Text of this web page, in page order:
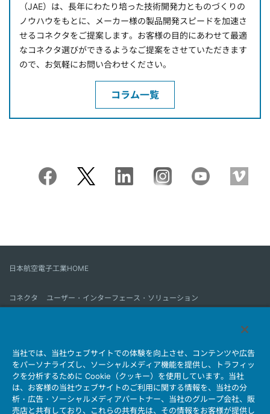
（JAE）は、長年にわたり培った技術開発力とものづくりの
ノウハウをもとに、メーカー様の製品開発スピードを加速さ
せるコネクタをご提案します。お客様の目的にあわせて最適
なコネクタ選びができるようなご提案をさせていただきます
ので、お気軽にお問い合わせください。
コラム一覧
日本航空電子工業HOME
コネクタ
ユーザー・インターフェース・ソリューション
会社情報 サステナビリティ IR情報 採用情報
会社情報新着一覧
製品情報新着一覧
サイトマップ お問い合わせ
当社では、当社ウェブサイトでの体験を向上させ、コンテンツや広告
をパーソナライズし、ソーシャルメディア機能を提供し、トラフィッ
クを分析するために Cookie（クッキー）を使用しています。当社
は、お客様の当社ウェブサイトのご利用に関する情報を、当社の分
析・広告・ソーシャルメディアパートナー、当社のグループ会社、販
売店と共有しており、これらの共有先は、その情報をお客様が提供し